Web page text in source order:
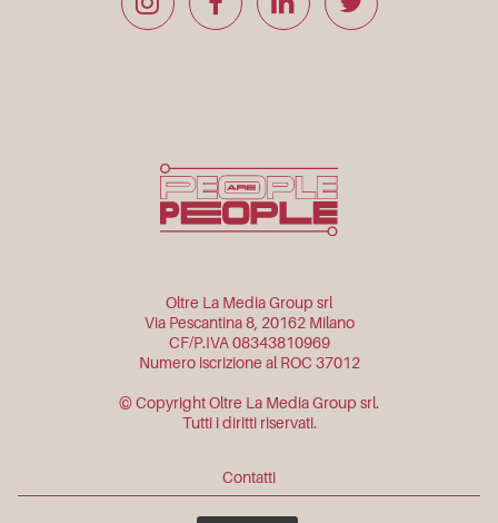
Oltre La Media Group srl
Via Pescantina 8, 20162 Milano
CF/P.IVA 08343810969
Numero iscrizione al ROC 37012
© Copyright Oltre La Media Group srl.
Tutti i diritti riservati.
Contatti